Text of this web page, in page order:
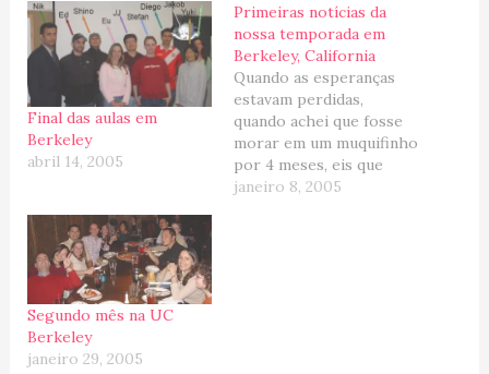
Final das aulas em
Berkeley
abril 14, 2005
Primeiras notícias da
nossa temporada em
Berkeley, California
Quando as esperanças
estavam perdidas,
quando achei que fosse
morar em um muquifinho
por 4 meses, eis que
ontem a noite
janeiro 8, 2005
Segundo mês na UC
Berkeley
janeiro 29, 2005